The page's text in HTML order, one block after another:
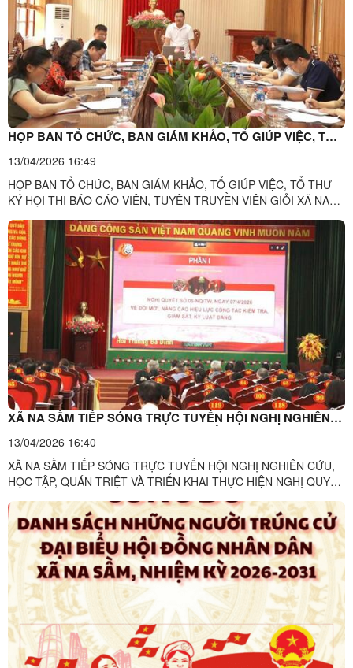
HỌP BAN TỔ CHỨC, BAN GIÁM KHẢO, TỔ GIÚP VIỆC, TỔ
THƯ KÝ HỘI THI BÁO CÁO VIÊN, TUYÊN TRUYỀN VIÊN
GIỎI XÃ NA SẦM NĂM 2026
13/04/2026 16:49
HỌP BAN TỔ CHỨC, BAN GIÁM KHẢO, TỔ GIÚP VIỆC, TỔ THƯ
KÝ HỘI THI BÁO CÁO VIÊN, TUYÊN TRUYỀN VIÊN GIỎI XÃ NA
Bí thư Thường trực Đảng ủy xã , Trưởng Ban tổ chức Hội thi Báo
cáo viên, Tuyên truyền viên giỏi xã Na Sầm năm 2026 chủ trì cuộc
họp ...
XÃ NA SẦM TIẾP SÓNG TRỰC TUYẾN HỘI NGHỊ NGHIÊN
CỨU, HỌC TẬP, QUÁN TRIỆT VÀ TRIỂN KHAI THỰC HIỆN
NGHỊ QUYẾT HỘI NGHỊ LẦN THỨ HAI BAN CHẤP HÀNH
TRUNG ƯƠNG ĐẢNG KHÓA XIV.
13/04/2026 16:40
XÃ NA SẦM TIẾP SÓNG TRỰC TUYẾN HỘI NGHỊ NGHIÊN CỨU,
HỌC TẬP, QUÁN TRIỆT VÀ TRIỂN KHAI THỰC HIỆN NGHỊ QUYẾT
KHÓA XIV. Ngày 13/04/2026, Ban Thường vụ Đảng ủy xã Na Sầm
tổ chức tiếp sóng trực tuyến Hội nghị toàn quốc nghiên cứu, học
tập, quán triệt và ...